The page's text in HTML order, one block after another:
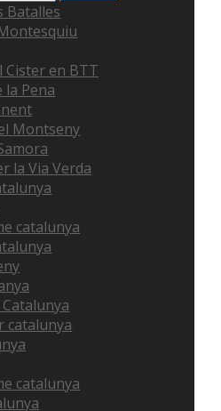
Batalles
Cister en BTT
la Pena
Montseny
la Via Verda
catalunya
catalunya
catalunya